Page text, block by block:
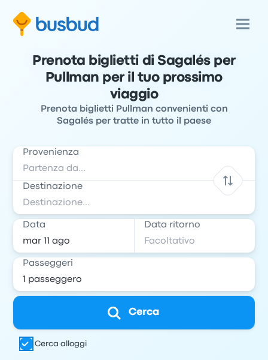
Prenota biglietti di Sagalés per
Pullman per il tuo prossimo
viaggio
Prenota biglietti Pullman convenienti con
Sagalés per tratte in tutto il paese
Provenienza
Destinazione
Data Data ritorno
Passeggeri
Cerca
Cerca alloggi